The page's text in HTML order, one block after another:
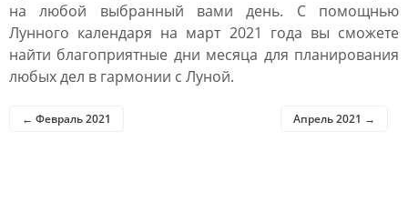
на любой выбранный вами день. С помощнью
Лунного календаря на март 2021 года вы сможете
найти благоприятные дни месяца для планирования
любых дел в гармонии с Луной.
← Февраль 2021 Апрель 2021 →